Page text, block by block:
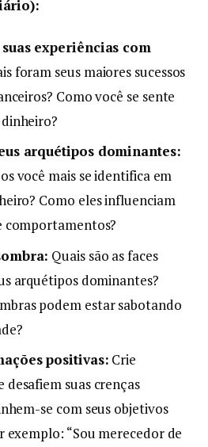
experiências com
foram seus maiores sucessos
Como você se sente
arquétipos dominantes:
você mais se identifica em
Como eles influenciam
comportamentos?
Quais são as faces
arquétipos dominantes?
podem estar sabotando
positivas: Crie
desafiem suas crenças
se com seus objetivos
exemplo: “Sou merecedor de